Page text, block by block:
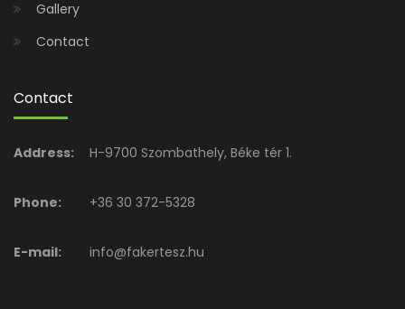
Gallery
Contact
Contact
Address: H-9700 Szombathely, Béke tér 1.
Phone: +36 30 372-5328
E-mail: info@fakertesz.hu